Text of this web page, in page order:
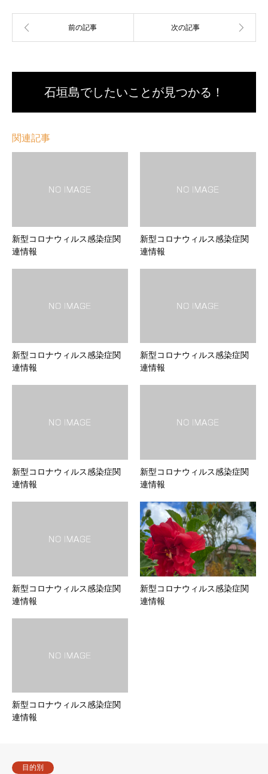
石垣島でしたいことが見つかる！
関連記事
新型コロナウィルス感染症関
連情報
新型コロナウィルス感染症関
連情報
新型コロナウィルス感染症関
連情報
新型コロナウィルス感染症関
連情報
新型コロナウィルス感染症関
連情報
新型コロナウィルス感染症関
連情報
新型コロナウィルス感染症関
連情報
新型コロナウィルス感染症関
連情報
新型コロナウィルス感染症関
連情報
目的別